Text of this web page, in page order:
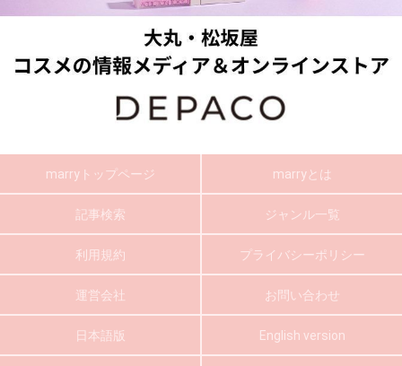
marryトップページ marryとは
記事検索 ジャンル一覧
利用規約 プライバシーポリシー
運営会社 お問い合わせ
日本語版 English version